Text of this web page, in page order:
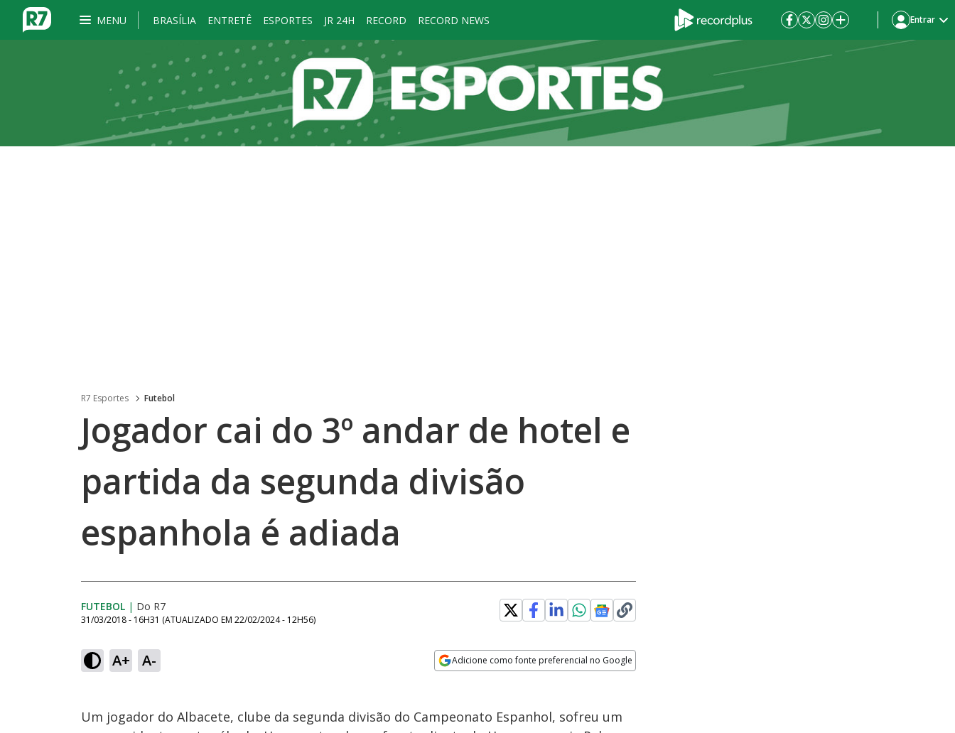
MENU BRASÍLIA ENTRETÊ ESPORTES JR 24H RECORD RECORD NEWS Entrar
R7 Esportes Futebol
Jogador cai do 3º andar de hotel e
partida da segunda divisão
espanhola é adiada
FUTEBOL | Do R7
31/03/2018 - 16H31 (ATUALIZADO EM 22/02/2024 - 12H56)
A+ A- Adicione como fonte preferencial no Google
Um jogador do Albacete, clube da segunda divisão do Campeonato Espanhol, sofreu um